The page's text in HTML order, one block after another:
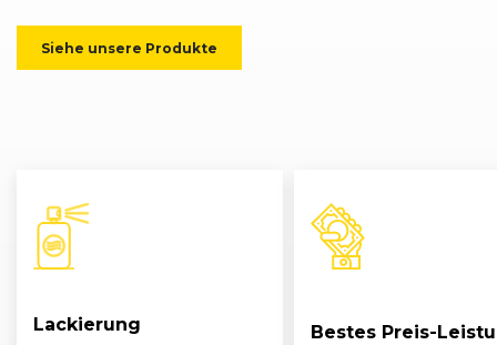
Siehe unsere Produkte
Lackierung
Bestes Preis-